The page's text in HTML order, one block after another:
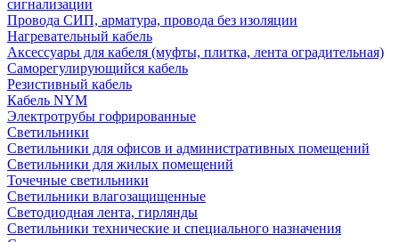
сигнализации
Провода СИП, арматура, провода без изоляции
Нагревательный кабель
Аксессуары для кабеля (муфты, плитка, лента оградительная)
Саморегулирующийся кабель
Резистивный кабель
Кабель NYM
Электротрубы гофрированные
Светильники
Светильники для офисов и административных помещений
Светильники для жилых помещений
Точечные светильники
Светильники влагозащищенные
Светодиодная лента, гирлянды
Светильники технические и специального назначения